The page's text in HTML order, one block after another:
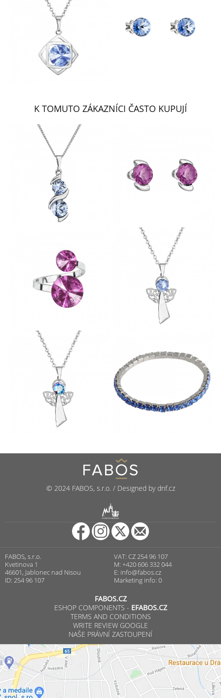
K TOMUTO ZÁKAZNÍCI ČASTO KUPUJÍ
© 2024 FABOS, s.r.o. / Designed by dnf.cz
PUNCOVNÍ ÚŘAD
FABOS, s.r.o.
Kvetinova 1
46601, Jablonec nad Nisou
ID: 254 96 107
VAT: CZ 254 96 107
M: +420 606 332 044
E: info@fabos.cz
Marketing info: 0
FABOS.CZ
ESHOP COMPONENTS - EFABOS.CZ
TERMS AND CONDITIONS
WRITE REVIEW GOOGLE
NAŠE PRÁVNÍ ZASTOUPENÍ